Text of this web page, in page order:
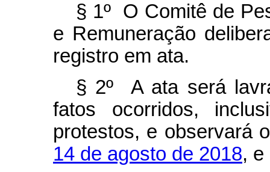
§ 1º O Comitê de
e Remuneração
registro em ata.
§ 2º A ata será
fatos ocorridos,
protestos, e observará
14 de agosto de 2018,